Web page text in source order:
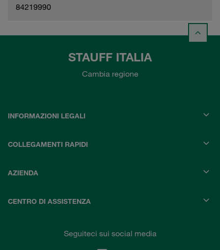
84219990
STAUFF ITALIA
Cambia regione
INFORMAZIONI LEGALI
COLLEGAMENTI RAPIDI
AZIENDA
CENTRO DI ASSISTENZA
Seguiteci sui social media